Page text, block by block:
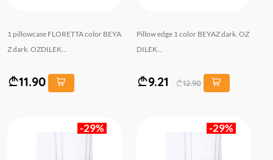
1 pillowcase FLORETTA color BEYA
Z dark. OZDILEK...
11.90
Pillow edge 1 color BEYAZ dark. OZ
DILEK...
9.21 12.90
-29% -29%